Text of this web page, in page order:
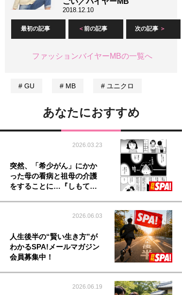
2018.12.10
最初の記事 前の記事 次の記事
ファッションバイヤーMBの一覧へ
GU MB ユニクロ
あなたにおすすめ
2026.03.23
突然、「希少がん」にかか
った母の看病と祖母の介護
をすることに…『しもて…
2026.06.03
人生後半の“賢い生き方”が
わかるSPA!メールマガジン
会員募集中！
2026.06.19